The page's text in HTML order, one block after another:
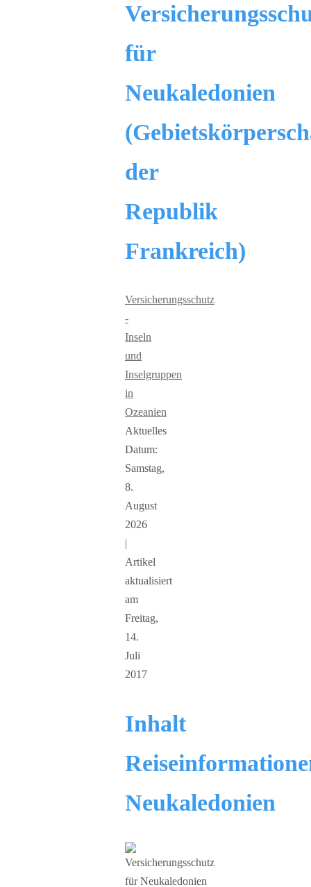
für
Neukaledonien
der
Republik
Frankreich)
Versicherungsschutz
-
Inseln
und
Inselgruppen
in
Ozeanien
Aktuelles
Datum:
Samstag,
8.
August
2026
|
Artikel
aktualisiert
am
Freitag,
14.
Juli
2017
Inhalt
Neukaledonien